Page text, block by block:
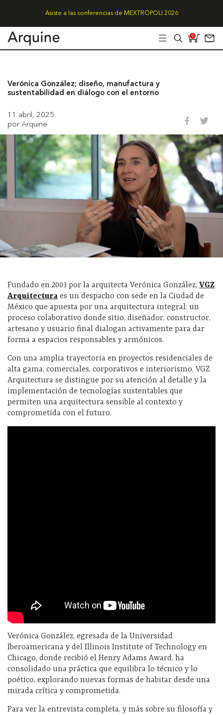
Asiste a las conferencias de MEXTRÓPOLI 2026
0
Verónica González; diseño, manufactura y
sustentabilidad en diálogo con el entorno
11 abril, 2025
por Arquine
Fundado en 2003 por la arquitecta Verónica González, VGZ
Arquitectura es un despacho con sede en la Ciudad de
México que apuesta por una arquitectura integral: un
proceso colaborativo donde sitio, diseñador, constructor,
artesano y usuario final dialogan activamente para dar
forma a espacios responsables y armónicos.
Con una amplia trayectoria en proyectos residenciales de
alta gama, comerciales, corporativos e interiorismo, VGZ
Arquitectura se distingue por su atención al detalle y la
implementación de tecnologías sustentables que
permiten una arquitectura sensible al contexto y
comprometida con el futuro.
Verónica González, egresada de la Universidad
Iberoamericana y del Illinois Institute of Technology en
Chicago, donde recibió el Henry Adams Award, ha
consolidado una práctica que equilibra lo técnico y lo
poético, explorando nuevas formas de habitar desde una
mirada crítica y comprometida.
Para ver la entrevista completa, y más sobre su filosofía y